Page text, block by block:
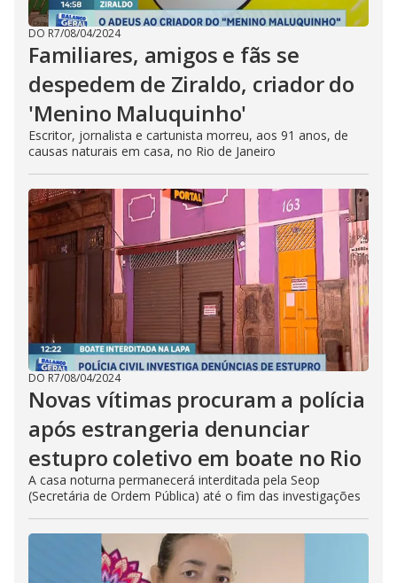
DO R7/08/04/2024
Familiares, amigos e fãs se
despedem de Ziraldo, criador do
'Menino Maluquinho'
Escritor, jornalista e cartunista morreu, aos 91 anos, de
causas naturais em casa, no Rio de Janeiro
DO R7/08/04/2024
Novas vítimas procuram a polícia
após estrangeria denunciar
estupro coletivo em boate no Rio
A casa noturna permanecerá interditada pela Seop
(Secretária de Ordem Pública) até o fim das investigações